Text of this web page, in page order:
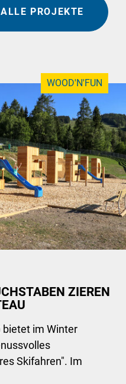
ALLE PROJEKTE
WOOD'N'FUN
ZIEREN
bietet im Winter
Skifahren". Im